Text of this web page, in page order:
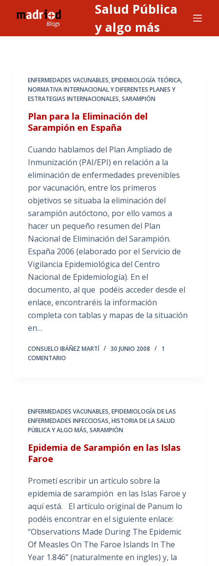
l
Salud Pública
y algo más
ENFERMEDADES VACUNABLES,EPIDEMIOLOGÍA TEÓRICA,
NORMATIVA INTERNACIONAL Y DIFERENTES PLANES Y
ESTRATEGIAS INTERNACIONALES,SARAMPIÓN
Plan para la Eliminación del
Sarampión en España
Cuando hablamos del Plan Ampliado de
Inmunización (PAI/EPI) en relación a la
eliminación de enfermedades prevenibles
por vacunación, entre los primeros
objetivos se situaba la eliminación del
sarampión autóctono, por ello vamos a
hacer un pequeño resumen del Plan
Nacional de Eliminación del Sarampión.
España 2006 (elaborado por el Servicio de
Vigilancia Epidemiológica del Centro
Nacional de Epidemiología). En el
documento, al que podéis acceder desde el
enlace, encontraréis la información
completa con tablas y mapas de la situación
en…
CONSUELO IBÁÑEZ MARTÍ 30 JUNIO 2008
1
COMENTARIO
ENFERMEDADES VACUNABLES,EPIDEMIOLOGÍA DE LAS
ENFERMEDADES INFECCIOSAS,HISTORIA DE LA SALUD
PÚBLICA Y ALGO MÁS,SARAMPIÓN
Epidemia de Sarampión en las Islas
Faroe
Prometí escribir un artículo sobre la
epidemia de sarampión en las Islas Faroe y
aquí está. El artículo original de Panum lo
podéis encontrar en el siguiente enlace:
“Observations Made During The Epidemic
Of Measles On The Faroe Islands In The
Year 1.846” (naturalmente en ingles) y, la